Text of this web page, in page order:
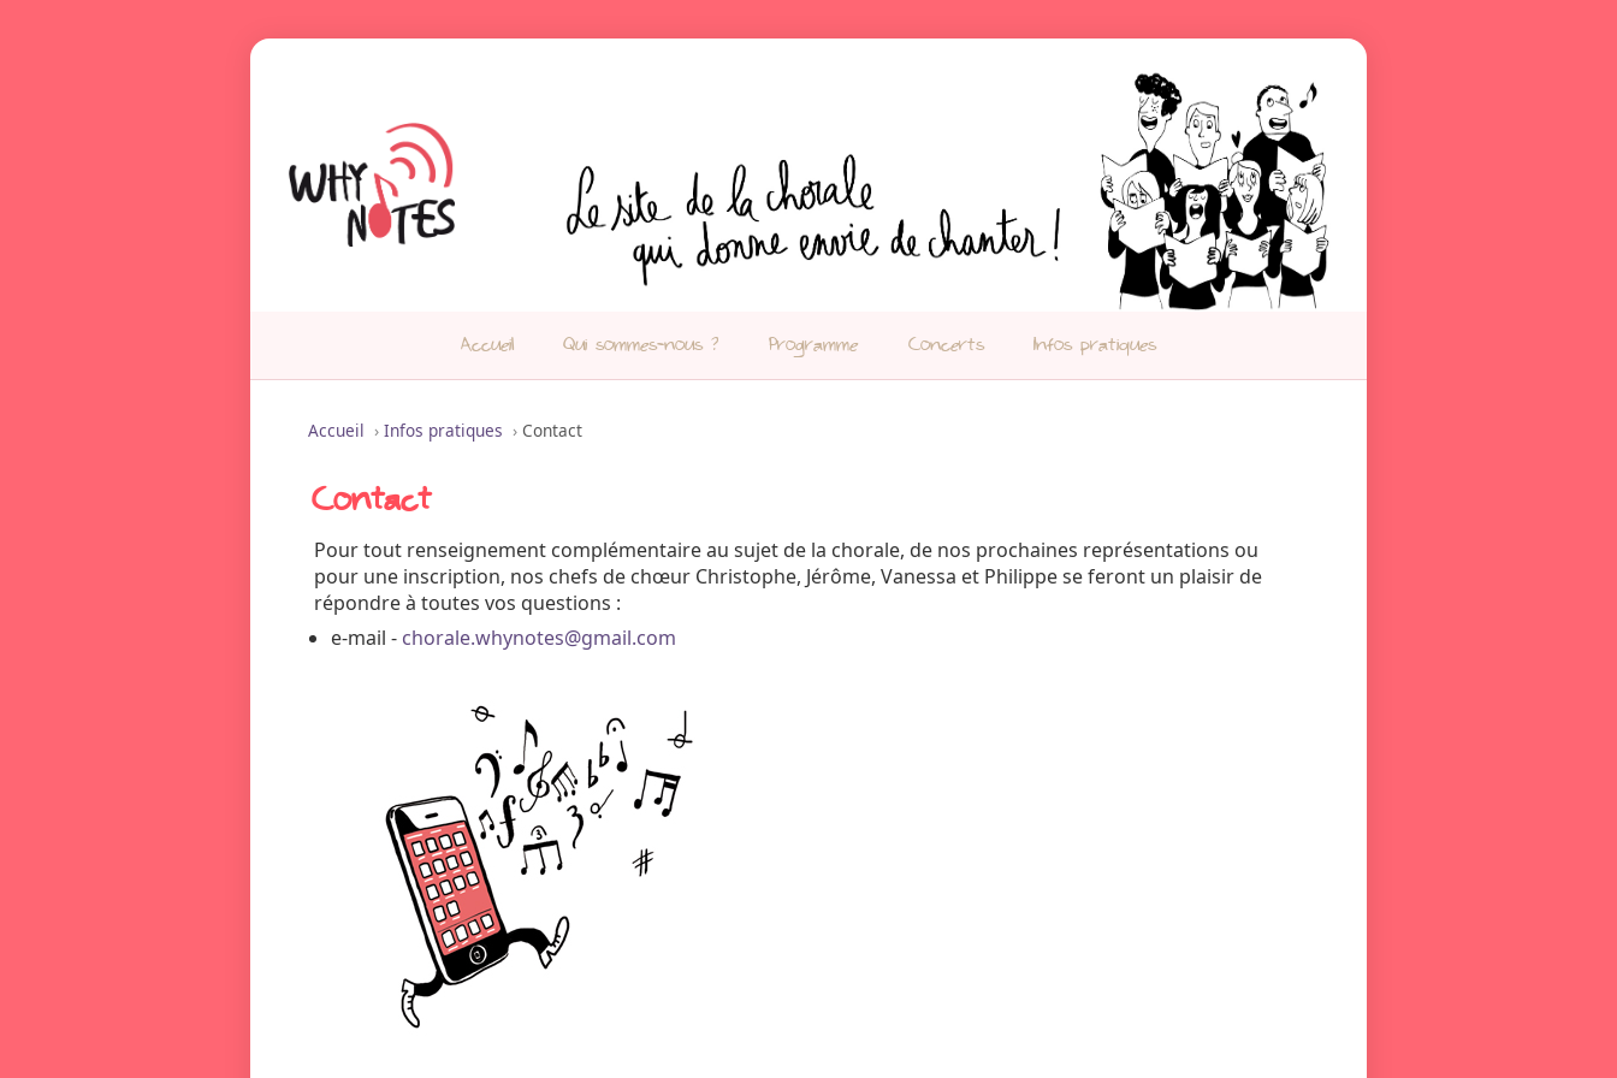
Accueil Qui sommes-nous ? Programme Concerts Infos pratiques
Accueil › Infos pratiques › Contact
Contact
Pour tout renseignement complémentaire au sujet de la chorale, de nos prochaines représentations ou
pour une inscription, nos chefs de chœur Christophe, Jérôme, Vanessa et Philippe se feront un plaisir de
répondre à toutes vos questions :
e-mail - chorale.whynotes@gmail.com